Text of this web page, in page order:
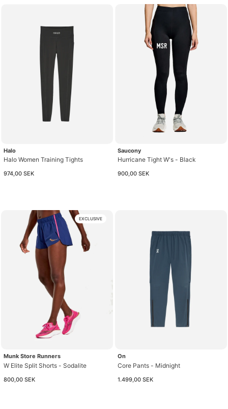
Halo
Halo Women Training Tights
974,00 SEK
Saucony
Hurricane Tight W's - Black
900,00 SEK
EXCLUSIVE
Munk Store Runners
W Elite Split Shorts - Sodalite
800,00 SEK
On
Core Pants - Midnight
1.499,00 SEK